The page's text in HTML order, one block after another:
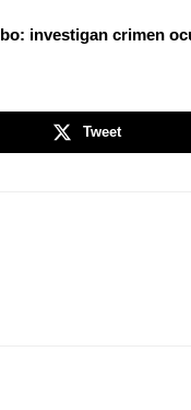
investigan crimen
Tweet